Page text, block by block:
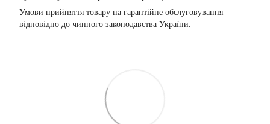
Умови прийняття товару на гарантійне обслуговування
відповідно до чинного законодавства України.